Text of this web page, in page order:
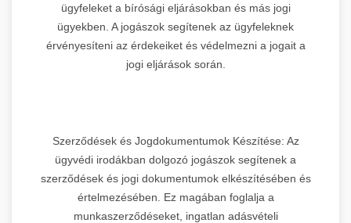
ügyfeleket a bírósági eljárásokban és más jogi
ügyekben. A jogászok segítenek az ügyfeleknek
érvényesíteni az érdekeiket és védelmezni a jogait a
jogi eljárások során.
Szerződések és Jogdokumentumok Készítése: Az
ügyvédi irodákban dolgozó jogászok segítenek a
szerződések és jogi dokumentumok elkészítésében és
értelmezésében. Ez magában foglalja a
munkaszerződéseket, ingatlan adásvételi